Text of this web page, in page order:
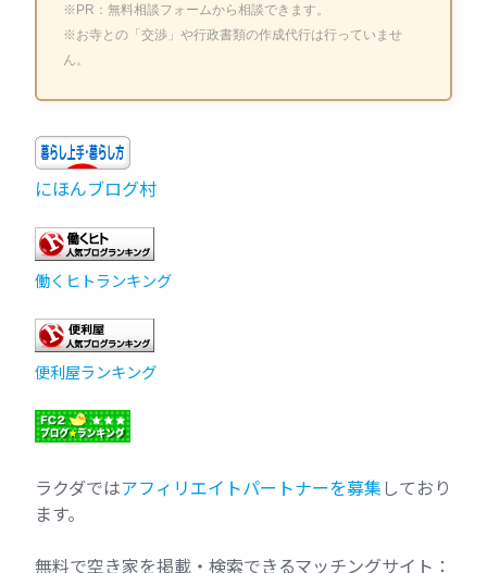
※PR：無料相談フォームから相談できます。
※お寺との「交渉」や行政書類の作成代行は行っていませ
ん。
にほんブログ村
働くヒトランキング
便利屋ランキング
ラクダではアフィリエイトパートナーを募集 しており
ます。
無料で空き家を掲載・検索できるマッチングサイト：